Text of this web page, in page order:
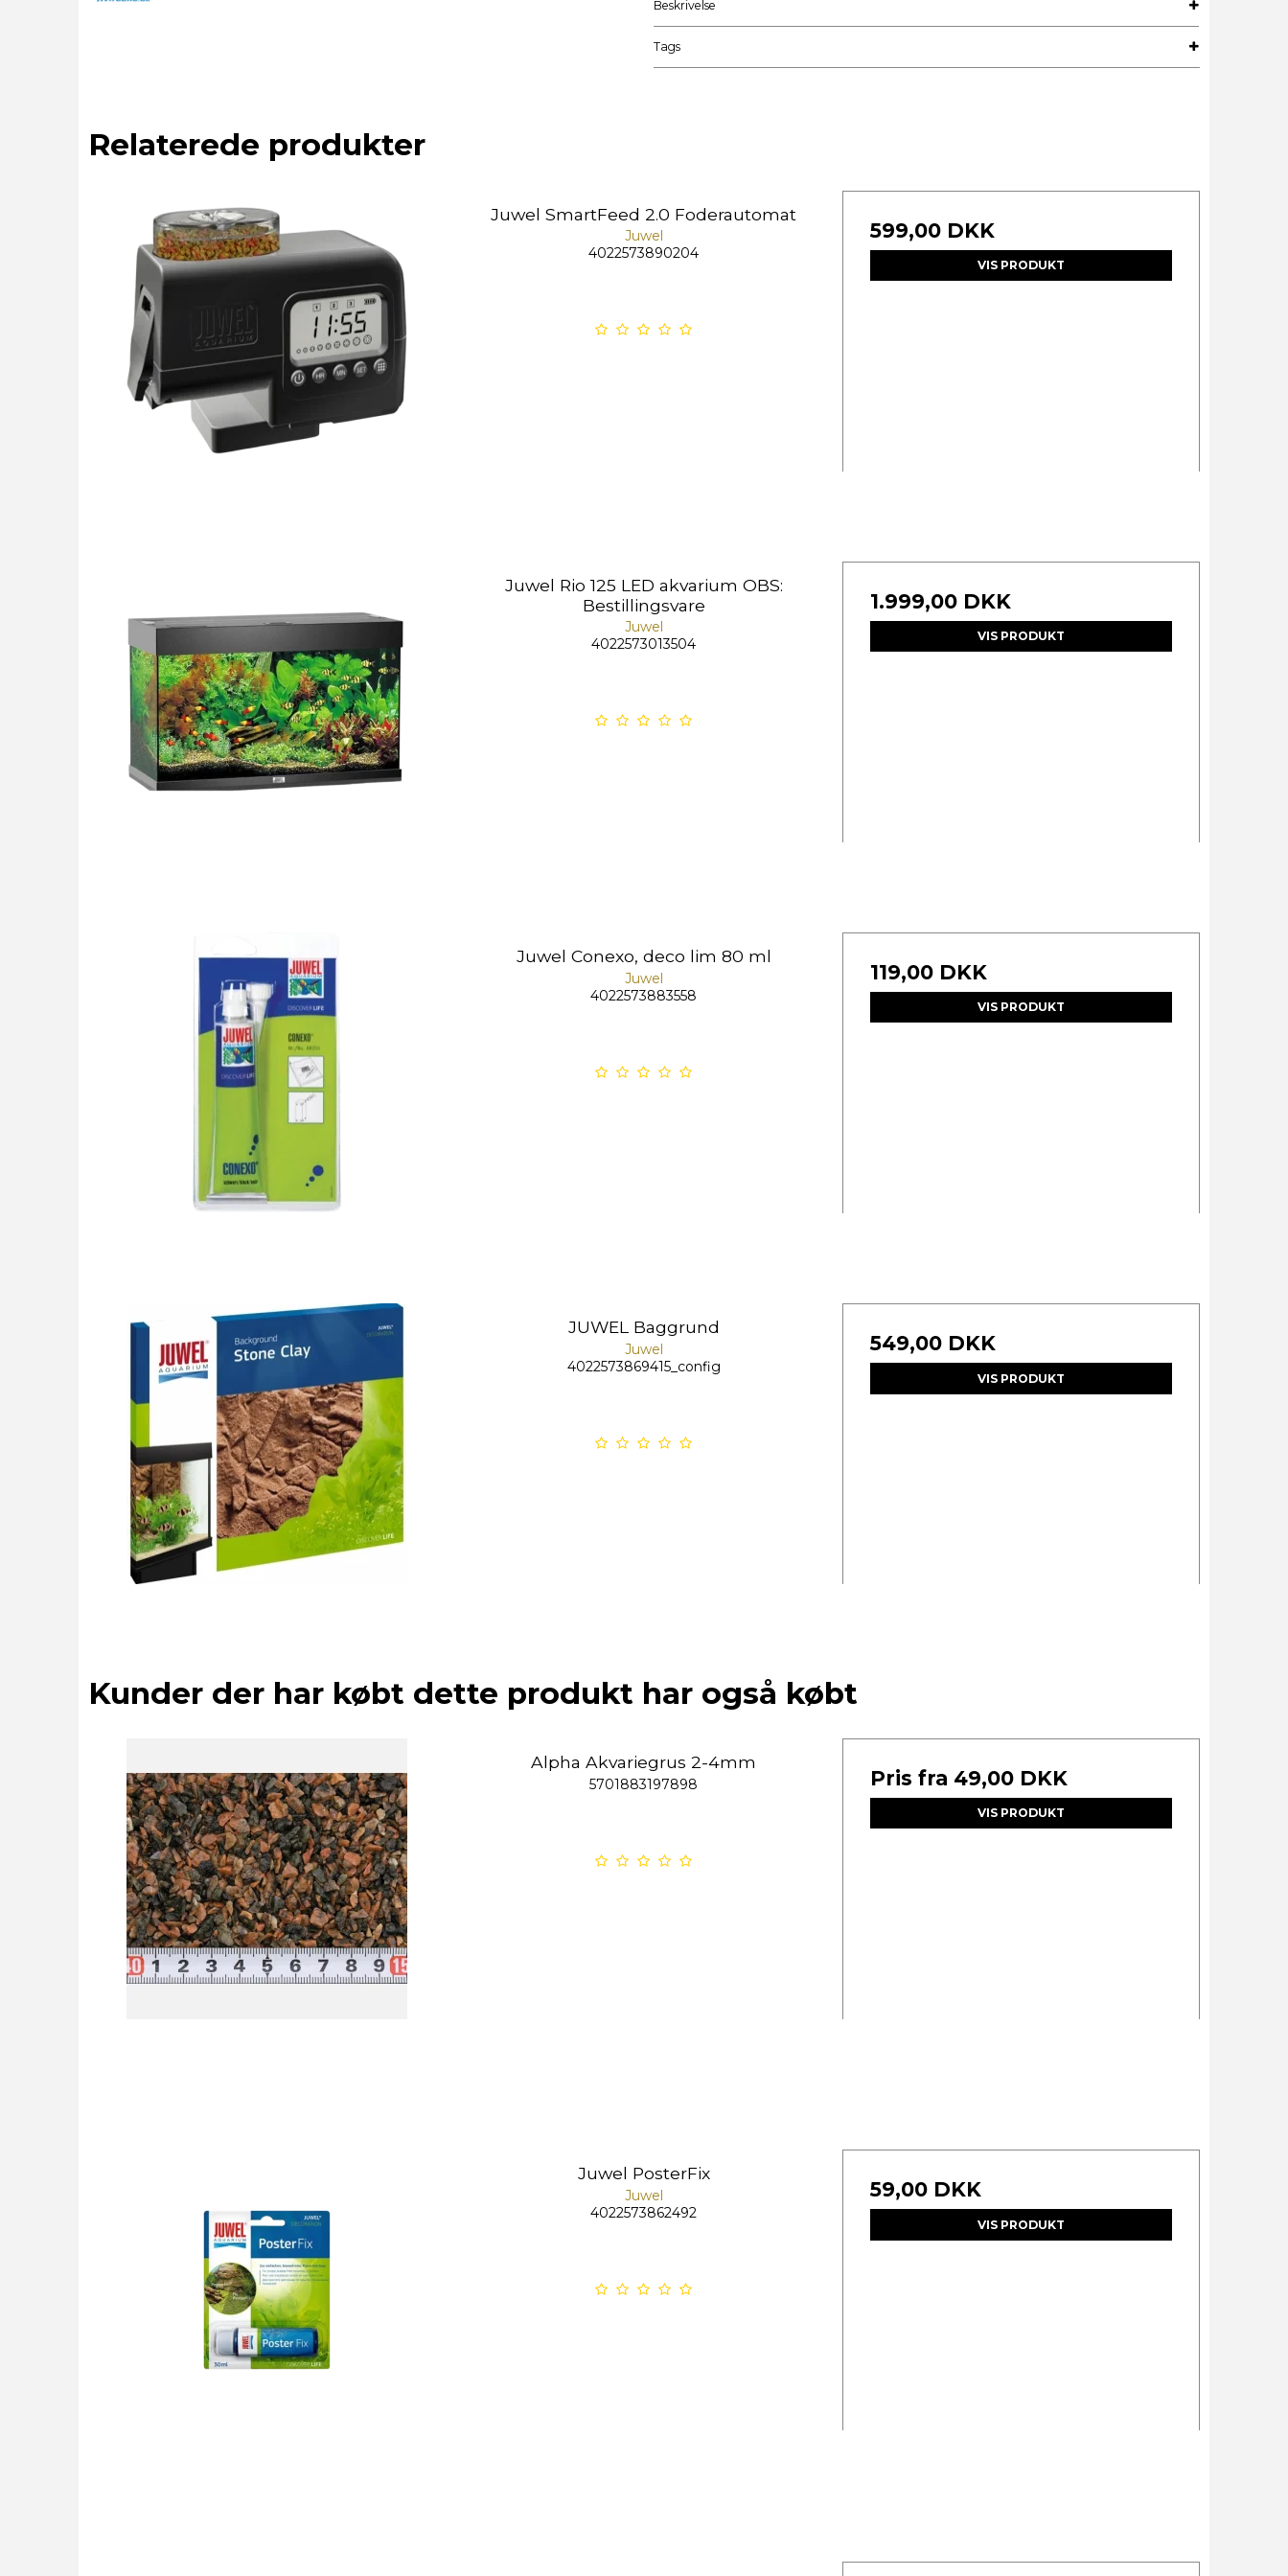
Beskrivelse
Tags
Relaterede produkter
Juwel SmartFeed 2.0 Foderautomat
Juwel
4022573890204
599,00 DKK
VIS PRODUKT
Juwel Rio 125 LED akvarium OBS:
Bestillingsvare
Juwel
4022573013504
1.999,00 DKK
VIS PRODUKT
Juwel Conexo, deco lim 80 ml
Juwel
4022573883558
119,00 DKK
VIS PRODUKT
JUWEL Baggrund
Juwel
4022573869415_config
549,00 DKK
VIS PRODUKT
Kunder der har købt dette produkt har også købt
Alpha Akvariegrus 2-4mm
5701883197898 Pris fra 49,00 DKK
VIS PRODUKT
Juwel PosterFix
Juwel
4022573862492
59,00 DKK
VIS PRODUKT